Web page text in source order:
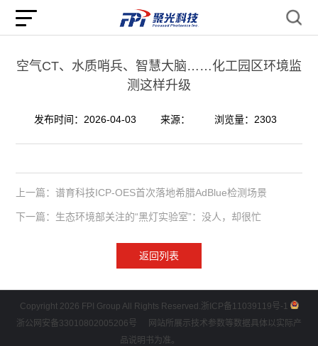
空气CT、水质哨兵、智慧大脑……化工园区环境监
测这样升级
发布时间：2026-04-03 来源： 浏览量：2303
上一篇：谱育科技ICP-OES首次落地希腊AdBlue检测场景
下一篇：生态环境部关注的“黑灯实验室”：没人，却很忙
返回列表
Copyright 2026 FPI Group All Rights Reserved.浙ICP备11039119号-1
浙公网安备33010802005206号
网站所展示技术参数等数据具体以实际产
品说明书为准。